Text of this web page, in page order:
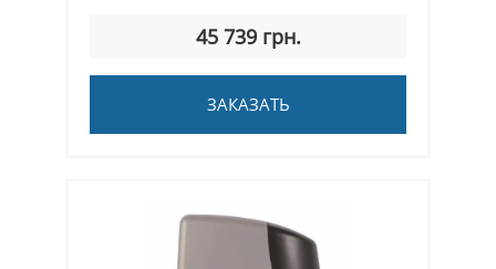
45 739 грн.
ЗАКАЗАТЬ